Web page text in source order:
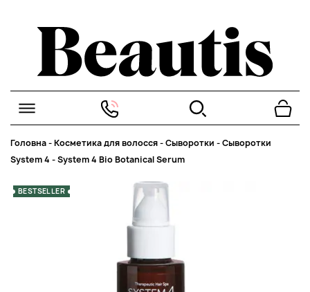
Головна-Косметика для волосся-Сыворотки -Сыворотки
System 4 -System 4 Bio Botanical Serum
BESTSELLER